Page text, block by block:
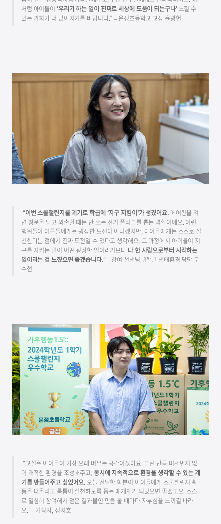
처럼 아이들이 ‘우리가 하는 일이 진짜로 세상에 도움이 되는구나’느낄 수
있는 기회가 더 많아지기를 바랍니다.” – 운정초등학교 교장 윤광헌
“이번 스쿨챌린지를 계기로 학급에 ‘지구 지킴이’가 생겼어요. 에어컨을 켜
면 창문을 닫고 외출할 때는 안 쓰는 전기 플러그를 뽑는 역할이에요. 이런
행위들이 어른들에게는 굉장한 도전이 아니겠지만, 아이들에게는 스스로 실
천한다는 점에서 진짜 도전일 수 있다고 생각해요. 그 과정에서 아이들이 지
구를 지키는 일이 어떤 굉장한 일이라기보다 나 한 사람으로부터 시작하는
일이라는 걸 느꼈으면 좋겠습니다.” – 참여 선생님, 3학년 생태환경 담당 문
수현
"교실은 아이들이 가장 오래 머무는 공간이잖아요. 그런 만큼 미세먼지 없
이 쾌적한 환경을 조성해주고,동시에 지속적으로 환경을 생각할 수 있는 계
기를 만들어주고 싶었어요. 오늘 전달한 화분이 아이들에게 스쿨챌린지 활
동을 떠올리고 틈틈이 실천하도록 돕는 매개체가 되었으면 좋겠고요. 스스
로 열심히 참여해서 얻은 결과물인 만큼 볼 때마다 자부심을 느끼길 바라
요.” - 기획자, 정지호